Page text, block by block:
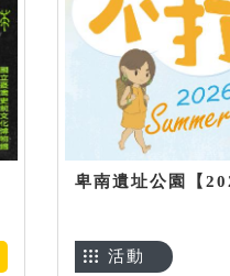
卑南遺址公園【
活動